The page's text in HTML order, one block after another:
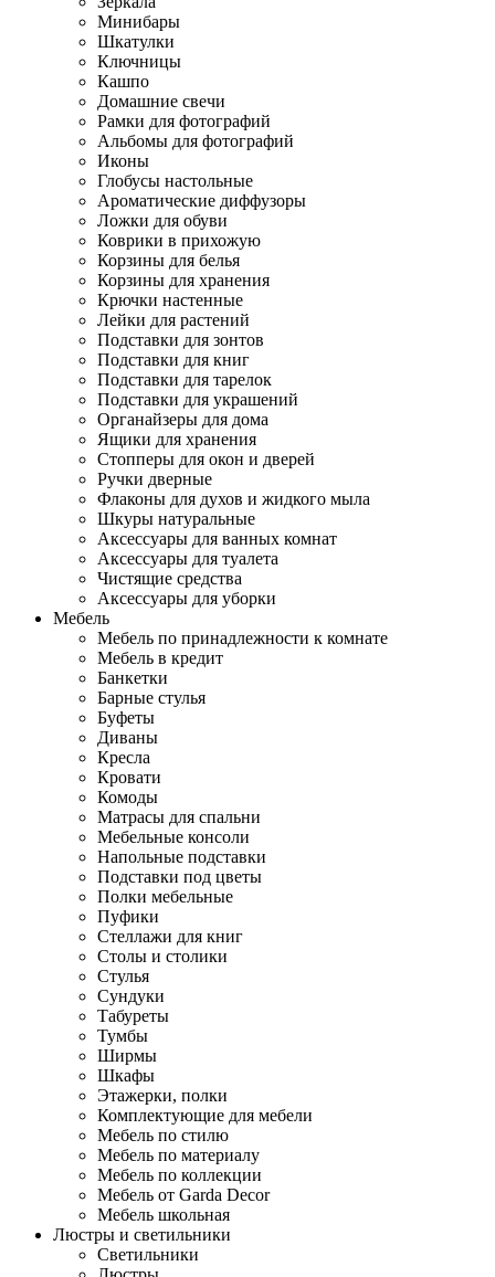
Минибары
Шкатулки
Ключницы
Кашпо
Домашние свечи
Рамки для фотографий
Альбомы для фотографий
Иконы
Глобусы настольные
Ароматические диффузоры
Ложки для обуви
Коврики в прихожую
Корзины для белья
Корзины для хранения
Крючки настенные
Лейки для растений
Подставки для зонтов
Подставки для книг
Подставки для тарелок
Подставки для украшений
Органайзеры для дома
Ящики для хранения
Стопперы для окон и дверей
Ручки дверные
Флаконы для духов и жидкого мыла
Шкуры натуральные
Аксессуары для ванных комнат
Аксессуары для туалета
Чистящие средства
Аксессуары для уборки
Мебель
Мебель по принадлежности к комнате
Мебель в кредит
Банкетки
Барные стулья
Буфеты
Диваны
Кресла
Кровати
Комоды
Матрасы для спальни
Мебельные консоли
Напольные подставки
Подставки под цветы
Полки мебельные
Пуфики
Стеллажи для книг
Столы и столики
Стулья
Сундуки
Табуреты
Тумбы
Ширмы
Шкафы
Этажерки, полки
Комплектующие для мебели
Мебель по стилю
Мебель по материалу
Мебель по коллекции
Мебель от Garda Decor
Мебель школьная
Люстры и светильники
Светильники